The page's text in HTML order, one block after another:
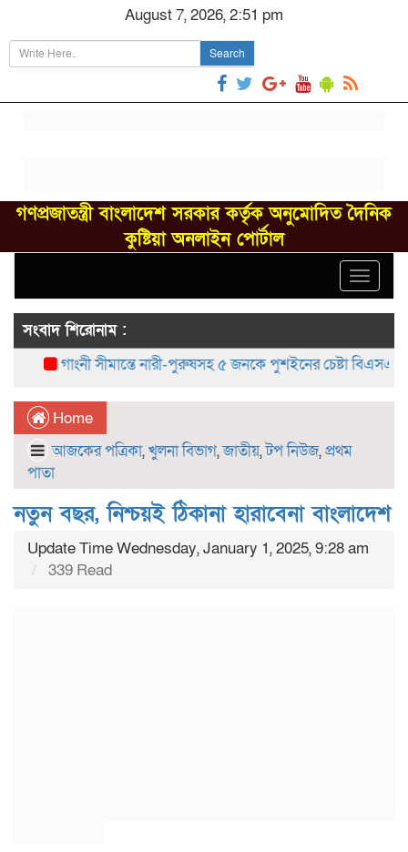
August 7, 2026, 2:51 pm
Search
গণপ্রজাতন্ত্রী বাংলাদেশ সরকার কর্তৃক অনুমোদিত দৈনিক
কুষ্টিয়া অনলাইন পোর্টাল
Toggle
সংবাদ শিরোনাম :
গাংনী সীমান্তে নারী-পুরুষসহ ৫ জনকে পুশইনের চেষ্টা বিএসএফের,
Home
আজকের পত্রিকা,খুলনা বিভাগ,জাতীয়,টপ নিউজ,প্রথম
পাতা
নতুন বছর, নিশ্চয়ই ঠিকানা হারাবেনা বাংলাদেশ
Update Time Wednesday, January 1, 2025, 9:28 am
339 Read